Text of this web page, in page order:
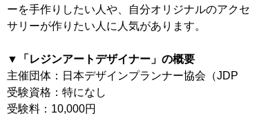
ーを手作りしたい人や、自分オリジナルのアクセ
サリーが作りたい人に人気があります。
▼「レジンアートデザイナー」の概要
主催団体：日本デザインプランナー協会（JDP
受験資格：特になし
受験料：10,000円